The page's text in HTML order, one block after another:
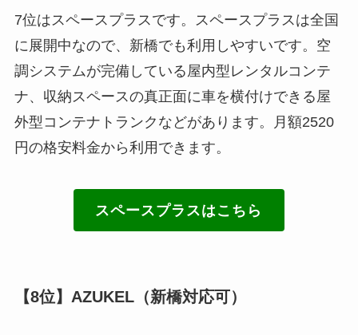
7位はスペースプラスです。スペースプラスは全国
に展開中なので、新橋でも利用しやすいです。空
調システムが完備している屋内型レンタルコンテ
ナ、収納スペースの真正面に車を横付けできる屋
外型コンテナトランクなどがあります。月額2520
円の格安料金から利用できます。
スペースプラスはこちら
【8位】AZUKEL（新橋対応可）